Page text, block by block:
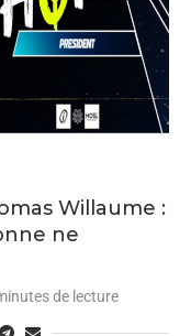
Willaume :
ne
de lecture